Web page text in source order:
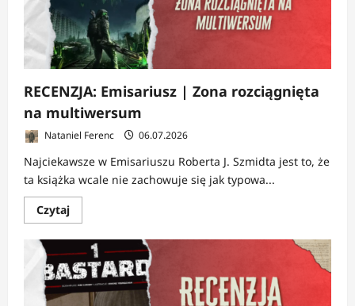
RECENZJA: Emisariusz | Zona rozciągnięta
na multiwersum
Nataniel Ferenc 06.07.2026
Najciekawsze w Emisariuszu Roberta J. Szmidta jest to, że
ta książka wcale nie zachowuje się jak typowa...
CzytajDowiedz
się
o
RECENZJA:
Emisariusz
|
Zona
rozciągnięta